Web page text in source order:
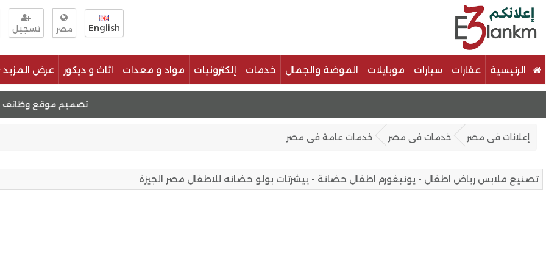
English مصر تسجيل
الرئيسية عقارات سيارات موبايلات الموضة والجمال خدمات إلكترونيات مواد و معدات اثاث و ديكور عرض المزيد
تصميم موقع وظائف تصميم
إعلانات فى مصر خدمات فى مصر خدمات عامة فى مصر
تصنيع ملابس رياض اطفال - يونيفورم اطفال حضانة - ييشرتات بولو حضانه للاطفال مصر الجيزة